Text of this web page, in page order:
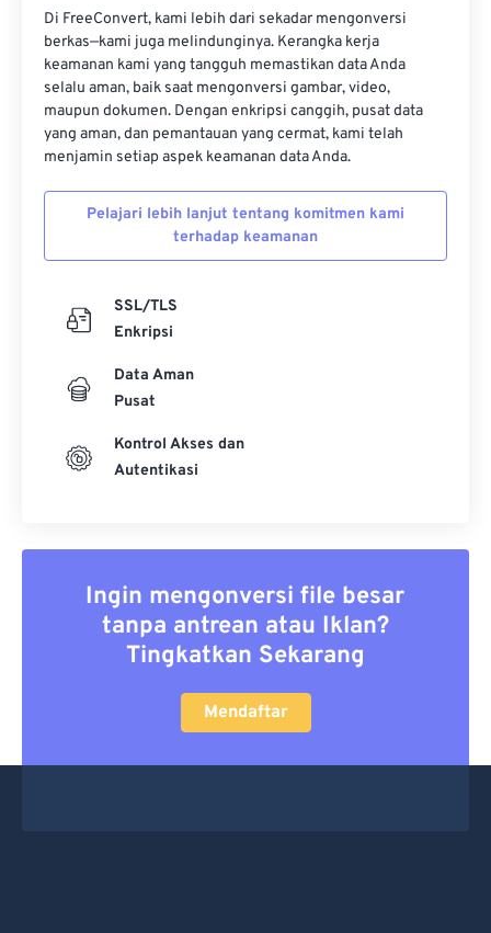
Di FreeConvert, kami lebih dari sekadar mengonversi
berkas—kami juga melindunginya. Kerangka kerja
keamanan kami yang tangguh memastikan data Anda
selalu aman, baik saat mengonversi gambar, video,
maupun dokumen. Dengan enkripsi canggih, pusat data
yang aman, dan pemantauan yang cermat, kami telah
menjamin setiap aspek keamanan data Anda.
Pelajari lebih lanjut tentang komitmen kami
terhadap keamanan
SSL/TLS
Enkripsi
Data Aman
Pusat
Kontrol Akses dan
Autentikasi
Ingin mengonversi file besar
tanpa antrean atau Iklan?
Tingkatkan Sekarang
Mendaftar